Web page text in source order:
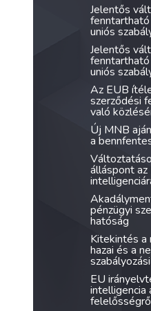
Jelentős
uniós
Jelentős
uniós
Az EUB
szerződési
való
Új MNB
a
álláspont
pénzügyi
hatóság
Kitekintés a
hazai és a
EU